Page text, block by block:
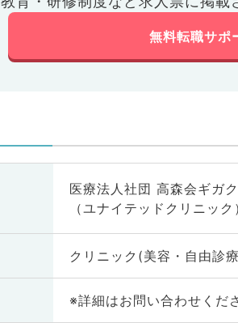
無料転職サポ
医療法人社団 高森会ギガ
（ユナイテッドクリニック
クリニック(美容・自由診療
※詳細はお問い合わせくだ